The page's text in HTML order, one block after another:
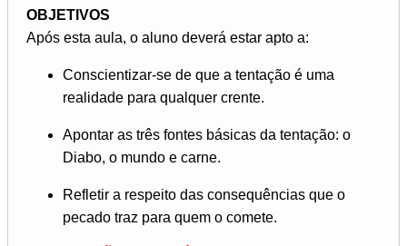
OBJETIVOS
Após esta aula, o aluno deverá estar apto a:
Conscientizar-se de que a tentação é uma
realidade para qualquer crente.
Apontar as três fontes básicas da tentação: o
Diabo, o mundo e carne.
Refletir a respeito das consequências que o
pecado traz para quem o comete.